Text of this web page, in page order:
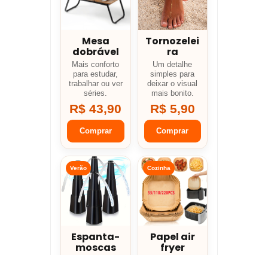
Mesa
dobrável
Mais conforto
para estudar,
trabalhar ou ver
séries.
R$ 43,90
Comprar
Tornozelei
ra
Um detalhe
simples para
deixar o visual
mais bonito.
R$ 5,90
Comprar
Verão
Espanta-
moscas
Cozinha
Papel air
fryer